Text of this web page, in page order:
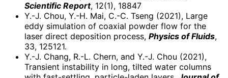
Scientific Report, 12(1), 18847
Y.-J. Chou, Y.-H. Mai, C.-C. Tseng (2021), Large
eddy simulation of coaxial powder flow for the
laser direct deposition process, Physics of Fluids,
33, 125121.
Y.-J. Chang, R.-L. Chern, and Y.-J. Chou (2021),
Transient instability in long, tilted water columns